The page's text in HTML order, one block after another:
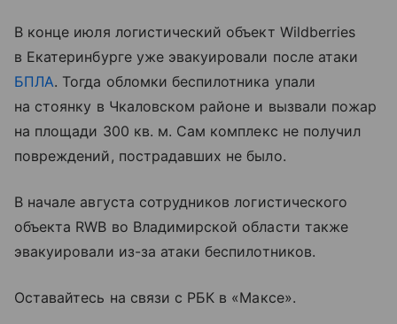
В конце июля логистический объект Wildberries
в Екатеринбурге уже эвакуировали после атаки
БПЛА. Тогда обломки беспилотника упали
на стоянку в Чкаловском районе и вызвали пожар
на площади 300 кв. м. Сам комплекс не получил
повреждений, пострадавших не было.
В начале августа сотрудников логистического
объекта RWB во Владимирской области также
эвакуировали из-за атаки беспилотников.
Оставайтесь на связи с РБК в «Максе».